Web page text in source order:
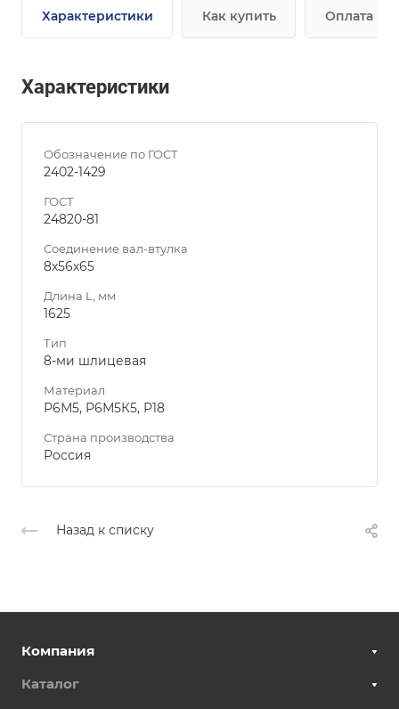
Характеристики Как купить Оплата
Характеристики
Обозначение по ГОСТ
2402-1429
ГОСТ
24820-81
Соединение вал-втулка
8х56х65
Длина L, мм
1625
Тип
8-ми шлицевая
Материал
Р6М5, Р6М5К5, Р18
Страна производства
Россия
Назад к списку
Компания
Каталог